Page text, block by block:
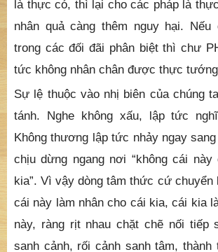
là thực có, thì lại cho các pháp là
nhân quả càng thêm nguy hại. Nếu
trong các đối đãi phân biệt thì chư
tức không nhân chân được thực
Sự lệ thuộc vào nhị biên của chúng
tánh. Nghe không xấu, lập tức
Không thương lập tức nhảy ngay
chịu dừng ngang nơi “không cái này
kia”. Vì vậy dòng tâm thức cứ chuyển
cái này làm nhân cho cái kia, cái kia
này, ràng rịt nhau chặt chẽ nối tiếp
sanh cảnh, rối cảnh sanh tâm,